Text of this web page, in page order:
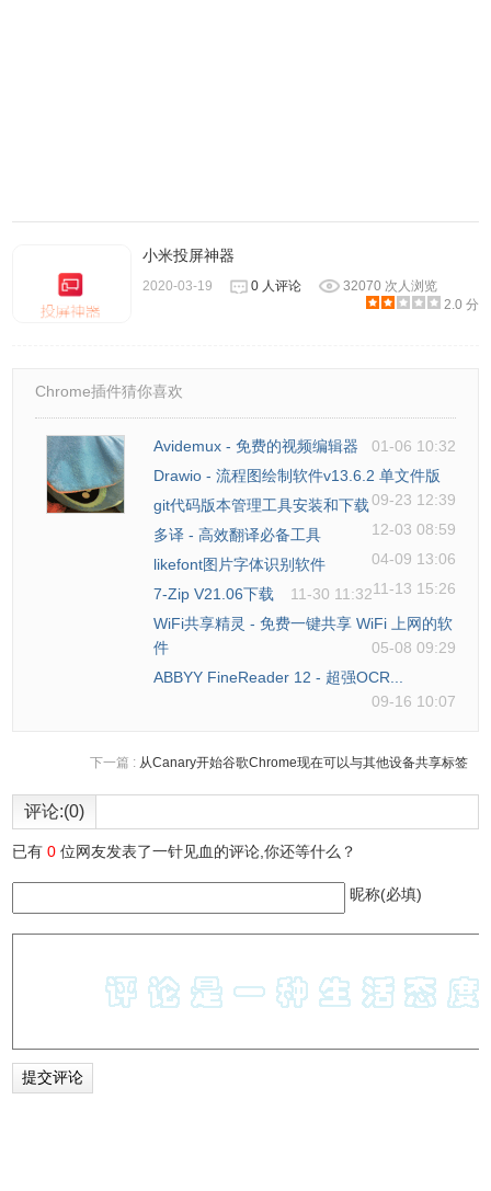
5.安装完成，打开即可使用
ApowerMirror使用方法
1、下载ApowerMirror至电脑，在手机上的应用商店同时也下
2、下载完成后在手机和电脑上打开软件，将二者进行连接
使用USB连接：
小米投屏神器
2020-03-19 0 人评论
32070 次人浏览
2.0 分
Chrome插件猜你喜欢
Avidemux - 免费的视频编辑器
01-06 10:32
Drawio - 流程图绘制软件v13.6.2 单文件版
09-23 12:39
git代码版本管理工具安装和下载
12-03 08:59
多译 - 高效翻译必备工具
04-09 13:06
likefont图片字体识别软件
11-13 15:26
7-Zip V21.06下载
11-30 11:32
WiFi共享精灵 - 免费一键共享 WiFi 上网的软
件
05-08 09:29
ABBYY FineReader 12 - 超强OCR...
09-16 10:07
下一篇 : 从Canary开始谷歌Chrome现在可以与其他设备共享标签
评论:(0)
已有0 位网友发表了一针见血的评论,你还等什么？
昵称(必填)